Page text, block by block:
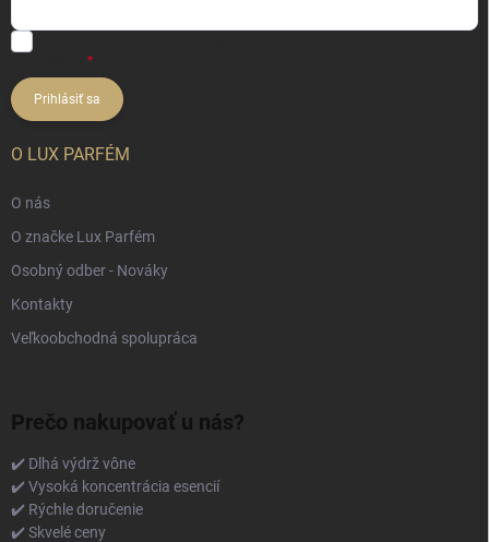
Prihlásiť sa
O LUX PARFÉM
O nás
O značke Lux Parfém
Osobný odber - Nováky
Kontakty
Veľkoobchodná spolupráca
Prečo nakupovať u nás?
✔️ Dlhá výdrž vône
✔️ Vysoká koncentrácia esencií
✔️ Rýchle doručenie
✔️ Skvelé ceny